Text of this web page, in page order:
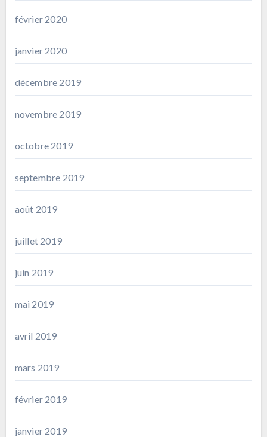
février 2020
janvier 2020
décembre 2019
novembre 2019
octobre 2019
septembre 2019
août 2019
juillet 2019
juin 2019
mai 2019
avril 2019
mars 2019
février 2019
janvier 2019